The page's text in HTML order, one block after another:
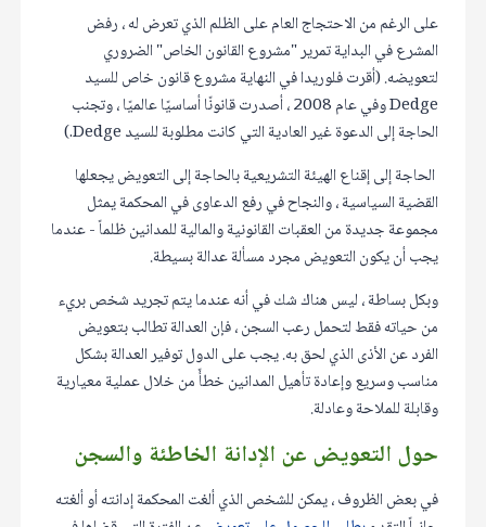
على الرغم من الاحتجاج العام على الظلم الذي تعرض له ، رفض
المشرع في البداية تمرير "مشروع القانون الخاص" الضروري
لتعويضه. (أقرت فلوريدا في النهاية مشروع قانون خاص للسيد
Dedge وفي عام 2008 ، أصدرت قانونًا أساسيًا عالميًا ، وتجنب
الحاجة إلى الدعوة غير العادية التي كانت مطلوبة للسيد Dedge.)
الحاجة إلى إقناع الهيئة التشريعية بالحاجة إلى التعويض يجعلها
القضية السياسية ، والنجاح في رفع الدعاوى في المحكمة يمثل
مجموعة جديدة من العقبات القانونية والمالية للمدانين ظلماً - عندما
يجب أن يكون التعويض مجرد مسألة عدالة بسيطة.
وبكل بساطة ، ليس هناك شك في أنه عندما يتم تجريد شخص بريء
من حياته فقط لتحمل رعب السجن ، فإن العدالة تطالب بتعويض
الفرد عن الأذى الذي لحق به. يجب على الدول توفير العدالة بشكل
مناسب وسريع وإعادة تأهيل المدانين خطأً من خلال عملية معيارية
وقابلة للملاحة وعادلة.
حول التعويض عن الإدانة الخاطئة والسجن
في بعض الظروف ، يمكن للشخص الذي ألغت المحكمة إدانته أو ألغته